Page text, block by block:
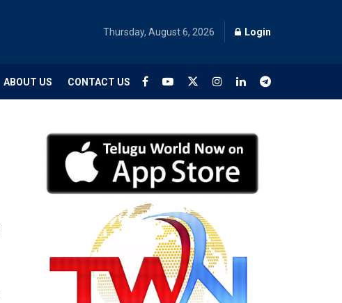
Thursday, August 6, 2026 Login
ABOUT US CONTACT US